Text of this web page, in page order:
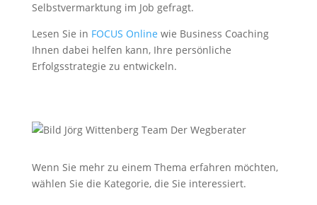
Selbstvermarktung im Job gefragt.
Lesen Sie in FOCUS Online wie Business Coaching
Ihnen dabei helfen kann, Ihre persönliche
Erfolgsstrategie zu entwickeln.
Wenn Sie mehr zu einem Thema erfahren möchten,
wählen Sie die Kategorie, die Sie interessiert.